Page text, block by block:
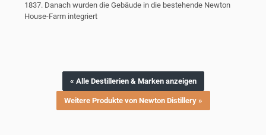
1837. Danach wurden die Gebäude in die bestehende Newton
House-Farm integriert
« Alle Destillerien & Marken anzeigen
Weitere Produkte von Newton Distillery »